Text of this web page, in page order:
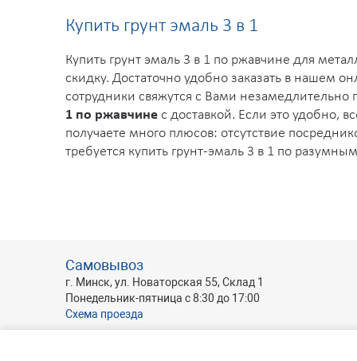
Купить грунт эмаль 3 в 1
Купить грунт эмаль 3 в 1 по ржавчине для
скидку. Достаточно удобно заказать в нашем
сотрудники свяжутся с Вами
1 по ржавчине с доставкой. Если это удобно,
получаете много плюсов: отсутствие
требуется купить грунт-эмаль 3 в 1 по
Самовывоз
г. Минск, ул. Новаторская 55, Склад 1
Понедельник-пятница с 8:30 до 17:00
Схема проезда